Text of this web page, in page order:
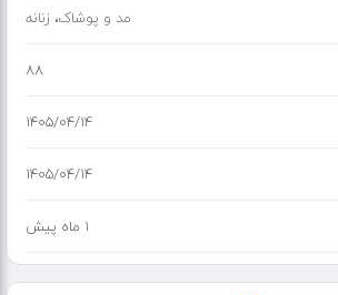
مد و پوشاک، زنانه
88
۱۴۰۵/۰۴/۱۴
۱۴۰۵/۰۴/۱۴
1 ماه پیش